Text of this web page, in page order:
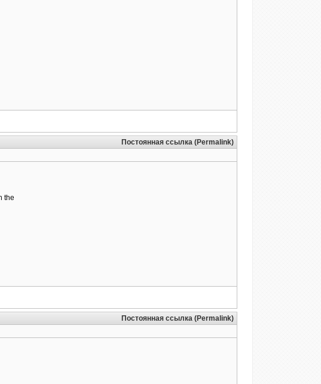
Постоянная ссылка (Permalink)
the
Постоянная ссылка (Permalink)